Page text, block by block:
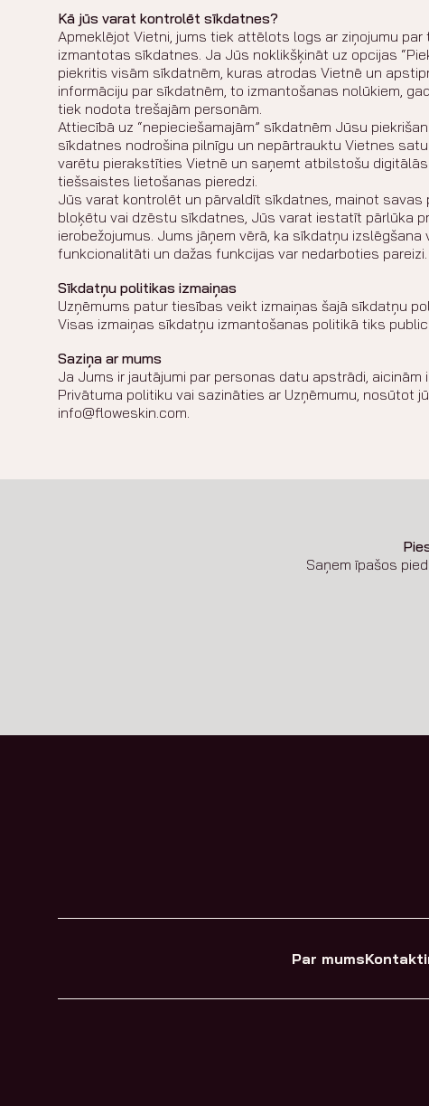
Kā jūs varat kontrolēt sīkdatnes?
Apmeklējot Vietni, jums tiek attēlots logs ar ziņojumu par
izmantotas sīkdatnes. Ja Jūs noklikšķināt uz opcijas
piekritis visām sīkdatnēm, kuras atrodas Vietnē un
informāciju par sīkdatnēm, to izmantošanas nolūkiem,
tiek nodota trešajām personām.
Attiecībā uz “nepieciešamajām” sīkdatnēm Jūsu
sīkdatnes nodrošina pilnīgu un nepārtrauktu Vietnes
varētu pierakstīties Vietnē un saņemt atbilstošu
tiešsaistes lietošanas pieredzi.
Jūs varat kontrolēt un pārvaldīt sīkdatnes, mainot savas
bloķētu vai dzēstu sīkdatnes, Jūs varat iestatīt pārlūka
ierobežojumus. Jums jāņem vērā, ka sīkdatņu izslēgšana
funkcionalitāti un dažas funkcijas var nedarboties pareizi.
Sīkdatņu politikas izmaiņas
Uzņēmums patur tiesības veikt izmaiņas šajā sīkdatņu
Visas izmaiņas sīkdatņu izmantošanas politikā tiks
Saziņa ar mums
Ja Jums ir jautājumi par personas datu apstrādi, aicinām
Privātuma politiku vai sazināties ar Uzņēmumu, nosūtot
info@floweskin.com.
Saņem īpašos
Par mums